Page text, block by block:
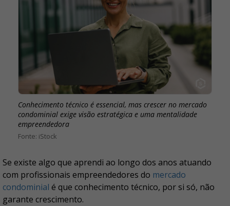
Conhecimento técnico é essencial, mas crescer no mercado
condominial exige visão estratégica e uma mentalidade
empreendedora
iStock
Se existe algo que aprendi ao longo dos anos atuando
com profissionais empreendedores do mercado
condominial é que conhecimento técnico, por si só, não
garante crescimento.